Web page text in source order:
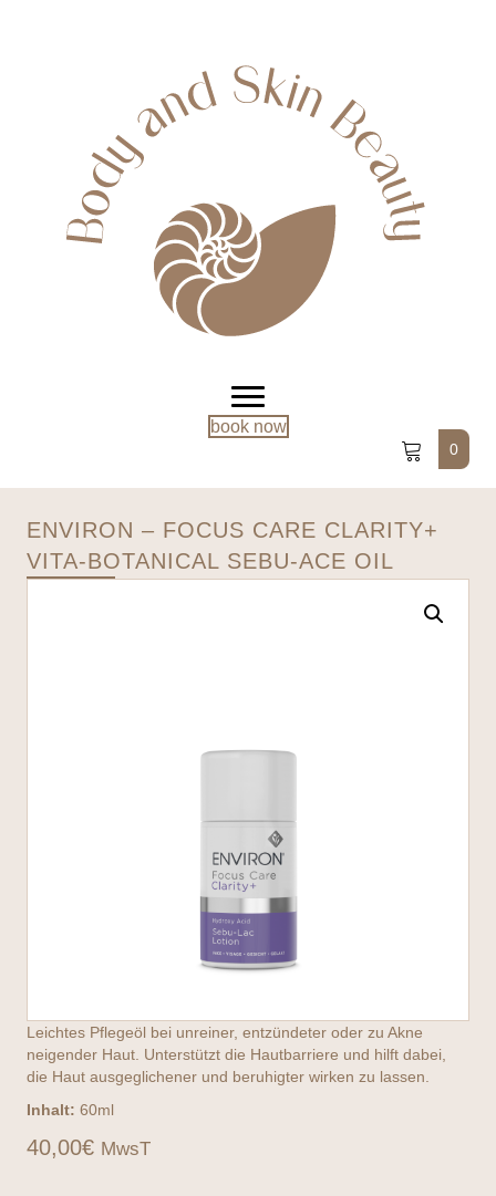
book now
0
ENVIRON – FOCUS CARE CLARITY+
VITA-BOTANICAL SEBU-ACE OIL
Leichtes Pflegeöl bei unreiner, entzündeter oder zu Akne
neigender Haut. Unterstützt die Hautbarriere und hilft dabei,
die Haut ausgeglichener und beruhigter wirken zu lassen.
Inhalt: 60ml
40,00€ MwsT